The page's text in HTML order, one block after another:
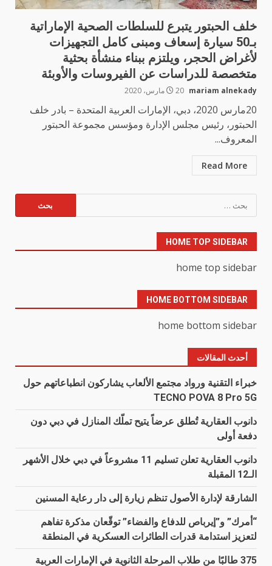
خلف الحبتور يتبرع للسلطات الصحية الإماراتية
بـ50 سيارة إسعاف ومبنى كامل التجهيزات
لأغراض الحجر، ويلتزم ببناء منشأة بحثية
متخصصة للدراسات عن الفيروسات والأوبئة
mariam alnekady 20 مارس، 2020
20مارس 2020، دبي، الإمارات العربية المتحدة – بادر خلف
الحبتور، رئيس مجلس الإدارة ومؤسس مجموعة الحبتور
المعروف...
Read More
عن:
HOME TOP SIDEBAR
home top sidebar
HOME BOTTOM SIDEBAR
home bottom sidebar
أحدث المقالات
خبراء التقنية ورواد مجتمع الألعاب يشاركون انطباعاتهم حول
TECNO POVA 8 Pro 5G
دانوب العقارية تُطلق عرضاً يتيح تملّك المنازل في دبي دون
دفعة أولى
دانوب العقارية تعلن تسليم 11 مشروعاً في دبي خلال الأشهر
الـ12 المقبلة
الشارقة لإدارة الأصول تنظم زيارة إلى دار رعاية المسنين
“أمرك” و”إيرباص للدفاع والفضاء” توقّعان مذكرة تفاهم
لتعزيز استدامة قدرات الطائرات العسكرية في المنطقة
375 طالبًا من طلاب المرحلة الثانوية في الإمارات العربية